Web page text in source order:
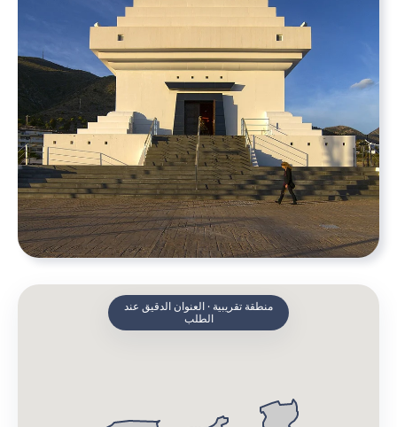
منطقة تقريبية · العنوان الدقيق عند
الطلب